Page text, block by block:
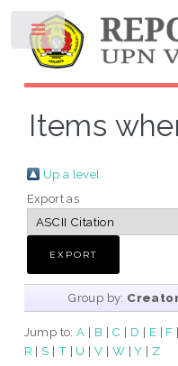
Items
Up a level
Export as
Group by:
Jump to:A | B | C | D | E | F |
R | S | T | U |V | W |Y | Z